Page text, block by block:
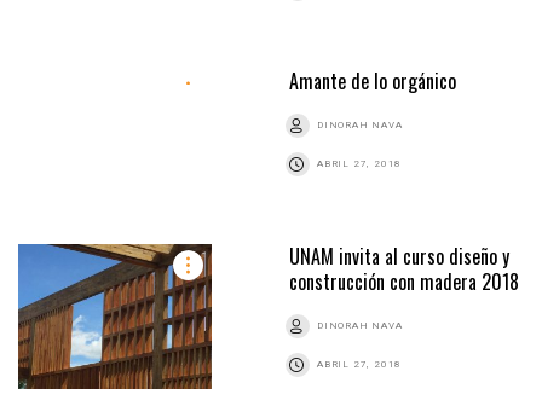
Amante de lo orgánico
DINORAH NAVA
ABRIL 27, 2018
UNAM invita al curso diseño y
construcción con madera 2018
DINORAH NAVA
ABRIL 27, 2018